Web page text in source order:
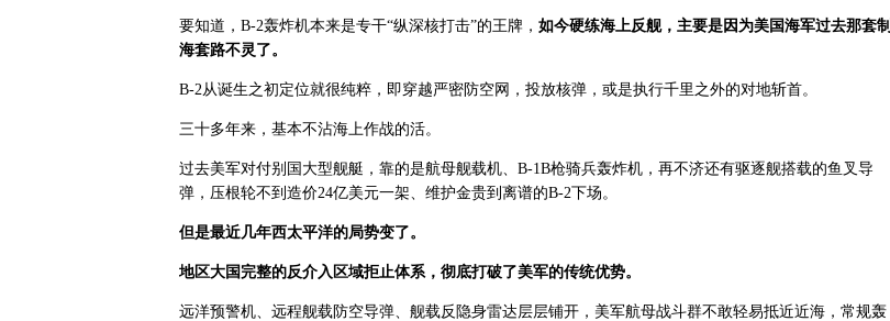
要知道，B-2轰炸机本来是专干“纵深核打击”的王牌， 如今硬练海上反舰，主要是因为美国海军过去那套制
海套路不灵了。
B-2从诞生之初定位就很纯粹，即穿越严密防空网，投放核弹，或是执行千里之外的对地斩首。
三十多年来，基本不沾海上作战的活。
过去美军对付别国大型舰艇，靠的是航母舰载机、B-1B枪骑兵轰炸机，再不济还有驱逐舰搭载的鱼叉导
弹，压根轮不到造价24亿美元一架、维护金贵到离谱的B-2下场。
但是最近几年西太平洋的局势变了。
地区大国完整的反介入区域拒止体系，彻底打破了美军的传统优势。
远洋预警机、远程舰载防空导弹、舰载反隐身雷达层层铺开，美军航母战斗群不敢轻易抵近近海，常规轰